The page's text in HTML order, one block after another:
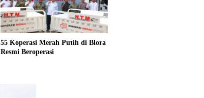
55 Koperasi Merah Putih di Blora
Resmi Beroperasi